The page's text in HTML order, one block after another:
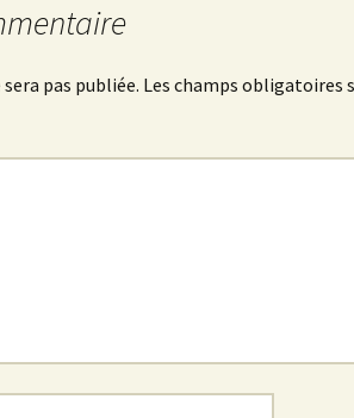
pas publiée. Les champs obligatoires